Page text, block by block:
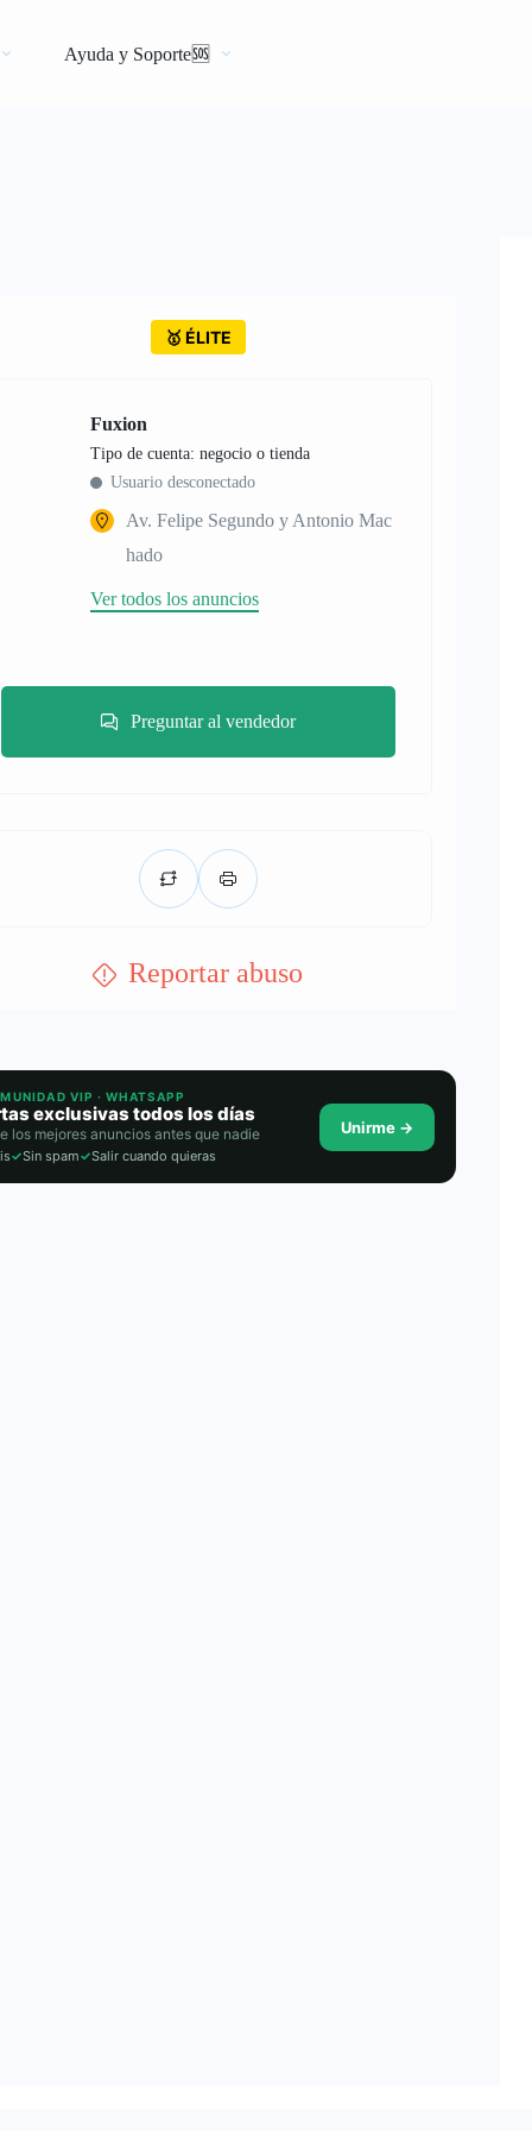
Ayuda y Soporte🆘
🥇 ÉLITE
Fuxion
tipo de cuenta: negocio o tienda
Usuario desconectado
Av. Felipe Segundo y Antonio Mac
hado
Ver todos los anuncios
Preguntar al vendedor
Reportar abuso
VIP · WHATSAPP
exclusivas todos los días
los mejores anuncios antes que nadie
✓Sin spam✓Salir cuando quieras
Unirme →